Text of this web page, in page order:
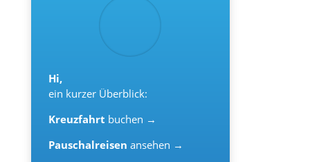
Hi,
ein kurzer Überblick:
Kreuzfahrt buchen →
Pauschalreisen ansehen →